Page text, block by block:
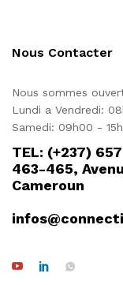
Nous Contacter
Nous sommes
Lundi a Vendredi:
Samedi: 09h00 -
TEL: (+237)
463-465,
Cameroun